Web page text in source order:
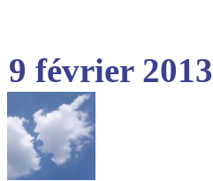
9 février 2013